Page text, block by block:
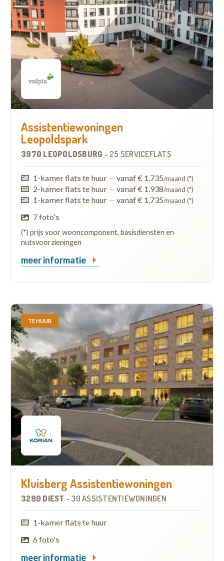
Assistentiewoningen
Leopoldspark
3970 LEOPOLDSBURG - 25 SERVICEFLATS
1-kamer flats te huur — vanaf € 1.735/maand (*)
2-kamer flats te huur — vanaf € 1.938/maand (*)
1-kamer flats te huur — vanaf € 1.735/maand (*)
7 foto's
(*) prijs voor wooncomponent, basisdiensten en
nutsvoorzieningen
meer informatie
TE HUUR
Kluisberg Assistentiewoningen
3290 DIEST - 30 ASSISTENTIEWONINGEN
1-kamer flats te huur
6 foto's
meer informatie